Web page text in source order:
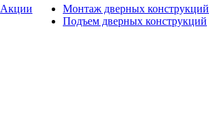
Акции
Монтаж дверных конструкций
Подъем дверных конструкций